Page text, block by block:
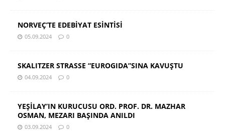
NORVEÇ’TE EDEBİYAT ESİNTİSİ
05.09.2024 0
SKALITZER STRASSE “EUROGIDA”SINA KAVUŞTU
04.09.2024 0
YEŞİLAY’IN KURUCUSU ORD. PROF. DR. MAZHAR
OSMAN, MEZARI BAŞINDA ANILDI
03.09.2024 0